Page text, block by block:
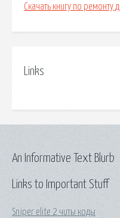
Скачать книгу по ремонту
Links
Links to Important Stuff
Sniper elite 2 читы коды
An Informative Text Blurb